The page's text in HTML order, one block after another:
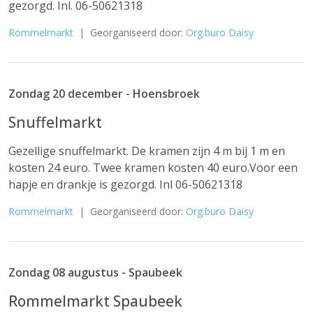
gezorgd. Inl. 06-50621318
Rommelmarkt | Georganiseerd door: Org.buro Daisy
Zondag 20 december - Hoensbroek
Snuffelmarkt
Gezellige snuffelmarkt. De kramen zijn 4 m bij 1 m en
kosten 24 euro. Twee kramen kosten 40 euro.Voor een
hapje en drankje is gezorgd. Inl 06-50621318
Rommelmarkt | Georganiseerd door: Org.buro Daisy
Zondag 08 augustus - Spaubeek
Rommelmarkt Spaubeek